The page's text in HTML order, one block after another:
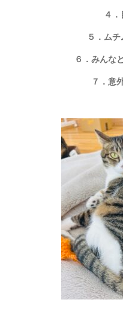
４
５．ム
６．みんな
７．意